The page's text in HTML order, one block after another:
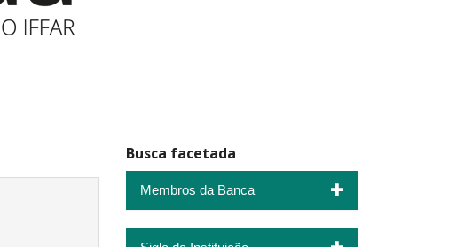
Busca facetada
Membros da Banca